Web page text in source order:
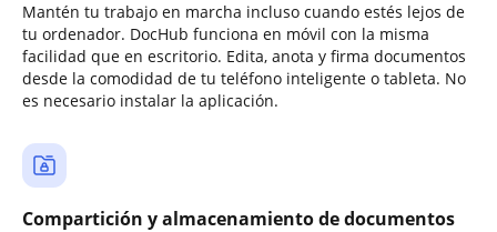
Mantén tu trabajo en marcha incluso cuando estés lejos de
tu ordenador. DocHub funciona en móvil con la misma
facilidad que en escritorio. Edita, anota y firma documentos
desde la comodidad de tu teléfono inteligente o tableta. No
es necesario instalar la aplicación.
Compartición y almacenamiento de documentos